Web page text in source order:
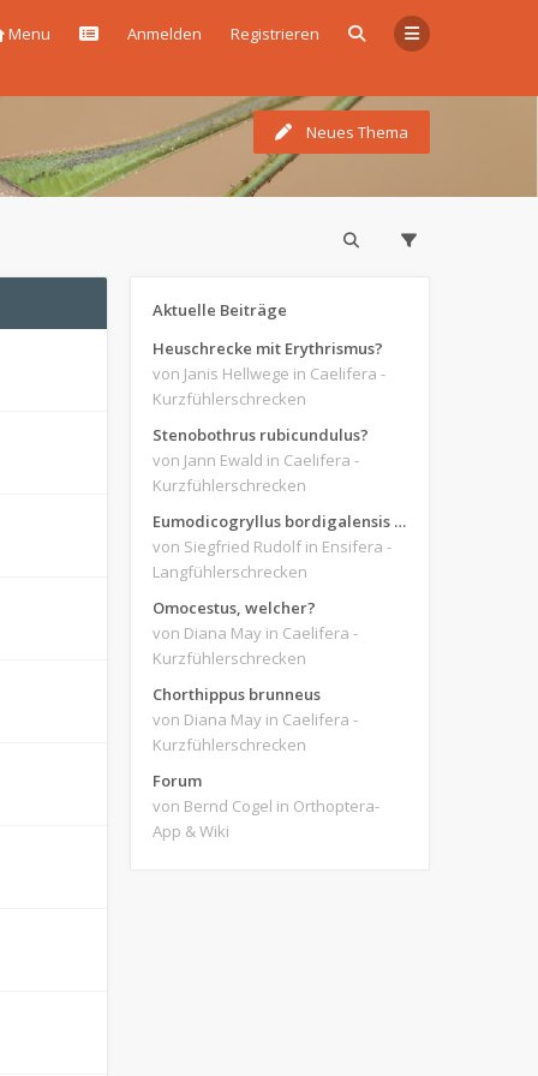
Menu Anmelden Registrieren
Neues Thema
Aktuelle Beiträge
Heuschrecke mit Erythrismus?
von Janis Hellwege in Caelifera -
Kurzfühlerschrecken
Stenobothrus rubicundulus?
von Jann Ewald in Caelifera -
Kurzfühlerschrecken
Eumodicogryllus bordigalensis am Licht? = bestätigt
von Siegfried Rudolf in Ensifera -
Langfühlerschrecken
Omocestus, welcher?
von Diana May in Caelifera -
Kurzfühlerschrecken
Chorthippus brunneus
von Diana May in Caelifera -
Kurzfühlerschrecken
Forum
von Bernd Cogel in Orthoptera-
App & Wiki